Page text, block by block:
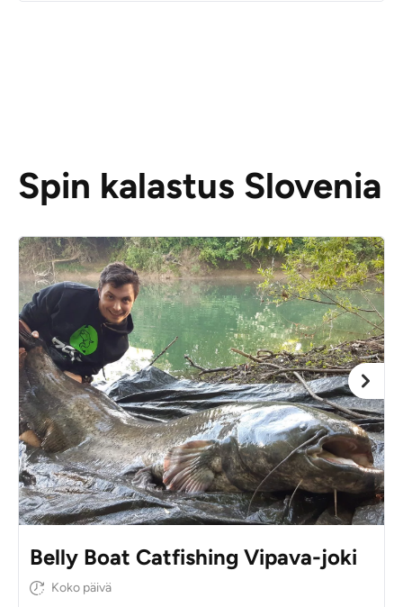
Spin kalastus Slovenia
Belly Boat Catfishing Vipava-joki
Koko päivä